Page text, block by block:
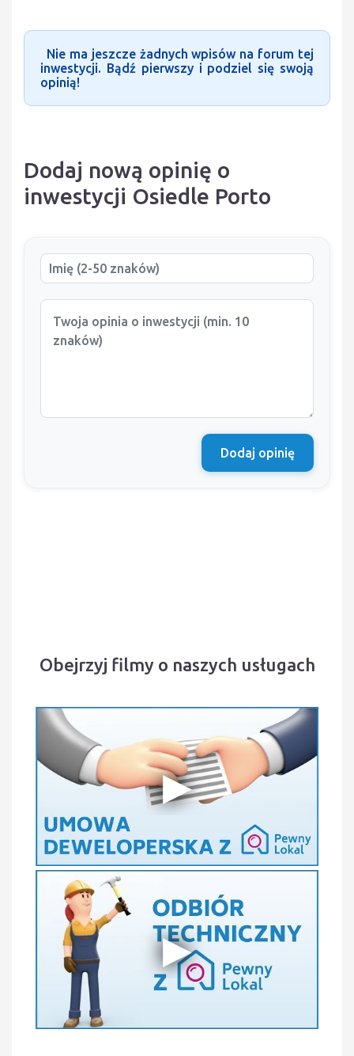
Nie ma jeszcze żadnych wpisów na forum tej
inwestycji. Bądź pierwszy i podziel się swoją
opinią!
Dodaj nową opinię o
inwestycji Osiedle Porto
Dodaj opinię
Obejrzyj filmy o naszych usługach